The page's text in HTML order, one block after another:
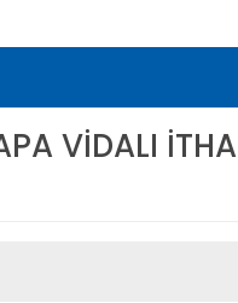
VİDALI